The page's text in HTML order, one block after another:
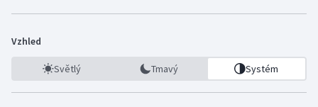
Vzhled
Světlý Tmavý Systém